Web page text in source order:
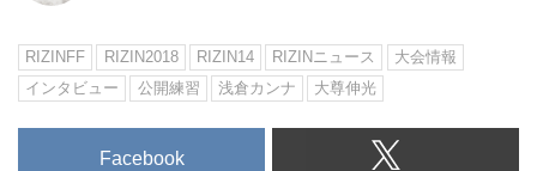
RIZINFF RIZIN2018 RIZIN14 RIZINニュース
大会情報
インタビュー
公開練習 浅倉カンナ 大尊伸光
Facebook